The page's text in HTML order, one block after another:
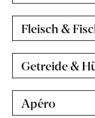
Fleisch &
Getreide &
Apéro